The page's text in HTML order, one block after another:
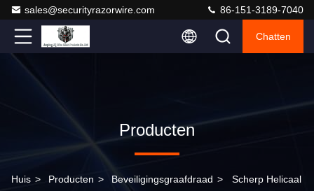
sales@securityrazorwire.com 86-151-3189-7040
Chatten
Producten
Huis > Producten > Beveiligingsgraafdraad > Scherp Helicaal